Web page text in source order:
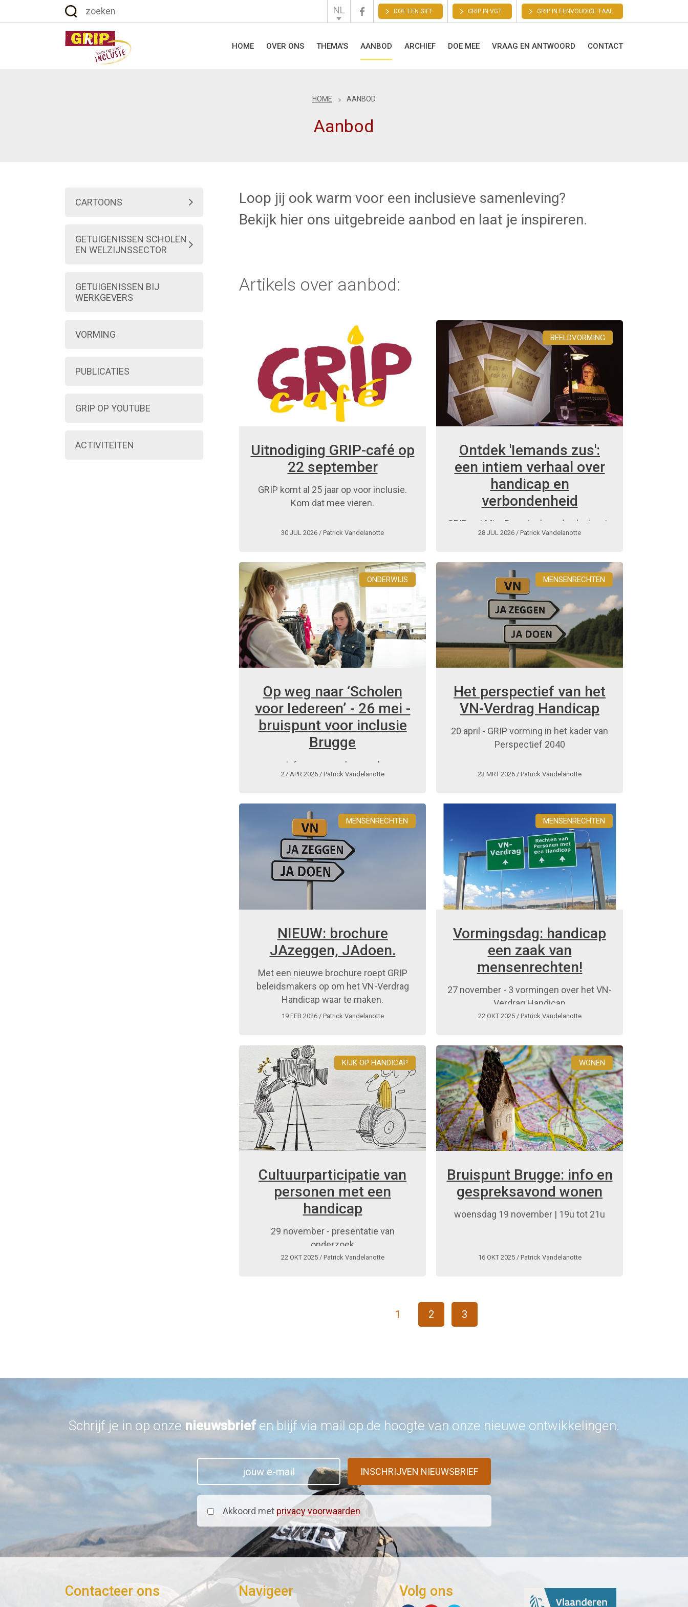
NL
DOE EEN GIFT GRIP IN VGT GRIP IN EENVOUDIGE TAAL
HOME OVER ONS THEMA'S AANBOD ARCHIEF DOE MEE VRAAG EN ANTWOORD CONTACT
HOME AANBOD
Aanbod
CARTOONS
HANDICAP: EEN ZAAK VAN
MENSENRECHTEN
GETUIGENISSEN SCHOLEN
EN WELZIJNSSECTOR
WELZIJNSSECTOR
GETUIGENISSEN BIJ
WERKGEVERS
VORMING
PUBLICATIES
GRIP OP YOUTUBE
ACTIVITEITEN
Loop jij ook warm voor een inclusieve samenleving?
Bekijk hier ons uitgebreide aanbod en laat je inspireren.
Artikels over aanbod:
Uitnodiging GRIP-café op
22 september
GRIP komt al 25 jaar op voor inclusie.
Kom dat mee vieren.
30 JUL 2026 / Patrick Vandelanotte
BEELDVORMING
Ontdek 'Iemands zus':
een intiem verhaal over
handicap en
verbondenheid
GRIP zet Mira Bryssinck op de planken in
Brugge en Hasselt
28 JUL 2026 / Patrick Vandelanotte
ONDERWIJS
Op weg naar ‘Scholen
voor Iedereen’ - 26 mei -
bruispunt voor inclusie
Brugge
Info en gespreksavond
27 APR 2026/ Patrick Vandelanotte
MENSENRECHTEN
Het perspectief van het
VN-Verdrag Handicap
20 april - GRIP vorming in het kader van
Perspectief 2040
23 MRT 2026 / Patrick Vandelanotte
MENSENRECHTEN
NIEUW: brochure
JAzeggen, JAdoen.
Met een nieuwe brochure roept GRIP
beleidsmakers op om het VN-Verdrag
Handicap waar te maken.
19 FEB 2026/ Patrick Vandelanotte
MENSENRECHTEN
Vormingsdag: handicap
een zaak van
mensenrechten!
27 november - 3 vormingen over het VN-
Verdrag Handicap
22 OKT 2025/ Patrick Vandelanotte
KIJK OP HANDICAP
Cultuurparticipatie van
personen met een
handicap
29 november - presentatie van
onderzoek
22 OKT 2025/ Patrick Vandelanotte
WONEN
Bruispunt Brugge: info en
gespreksavond wonen
woensdag 19 november | 19u tot 21u
16 OKT 2025/ Patrick Vandelanotte
1 2 3
Schrijf je in op onzenieuwsbriefen blijf via mail op de hoogte van onze nieuwe ontwikkelingen.
Akkoord met privacy voorwaarden
Contacteer ons Navigeer Volg ons